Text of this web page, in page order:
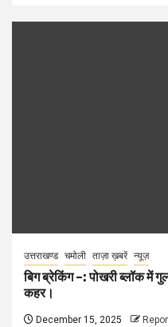
उत्तराखण्ड चमोली ताज़ा ख़बरें न्यूज़
बिग ब्रेकिंग –: पोखरी ब्लॉक में
कहर।
December 15, 2025